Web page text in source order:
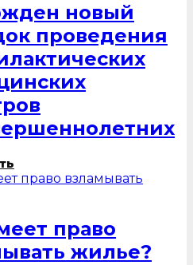
новый
проведения
право
жилье?